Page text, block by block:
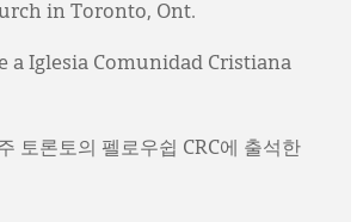
in Toronto, Ont.
a Iglesia Comunidad Cristiana
토론토의 펠로우쉽 CRC에 출석한